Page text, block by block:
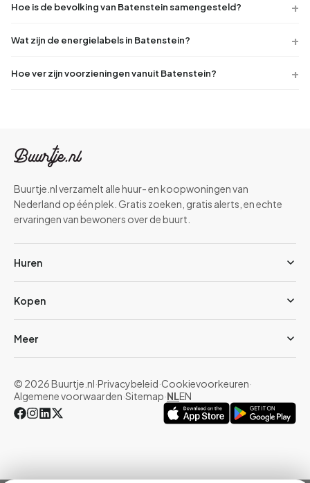
Hoe is de bevolking van Batenstein samengesteld?
Wat zijn de energielabels in Batenstein?
Hoe ver zijn voorzieningen vanuit Batenstein?
Buurtje.nl verzamelt alle huur- en koopwoningen van
Nederland op één plek. Gratis zoeken, gratis alerts, en echte
ervaringen van bewoners over de buurt.
Huren
Kopen
Meer
© 2026 Buurtje.nl·Privacybeleid·Cookievoorkeuren·
Algemene voorwaarden·Sitemap·NLEN